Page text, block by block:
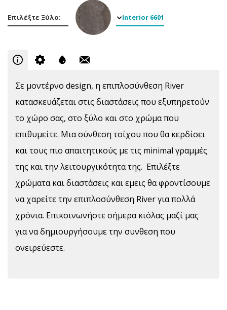
Επιλέξτε Ξύλο: Interior 6601
Σε μοντέρνο design, η επιπλοσύνθεση River
κατασκευάζεται στις διαστάσεις που εξυπηρετούν
το χώρο σας, στο ξύλο και στο χρώμα που
επιθυμείτε. Μια σύνθεση τοίχου που θα κερδίσει
και τους πιο απαιτητικούς με τις minimal γραμμές
της και την λειτουργικότητα της. Επιλέξτε
χρώματα και διαστάσεις και εμεις θα φροντίσουμε
να χαρείτε την επιπλοσύνθεση River για πολλά
χρόνια. Επικοινωνήστε σήμερα κιόλας μαζί μας
για να δημιουργήσουμε την συνθεση που
ονειρεύεστε.